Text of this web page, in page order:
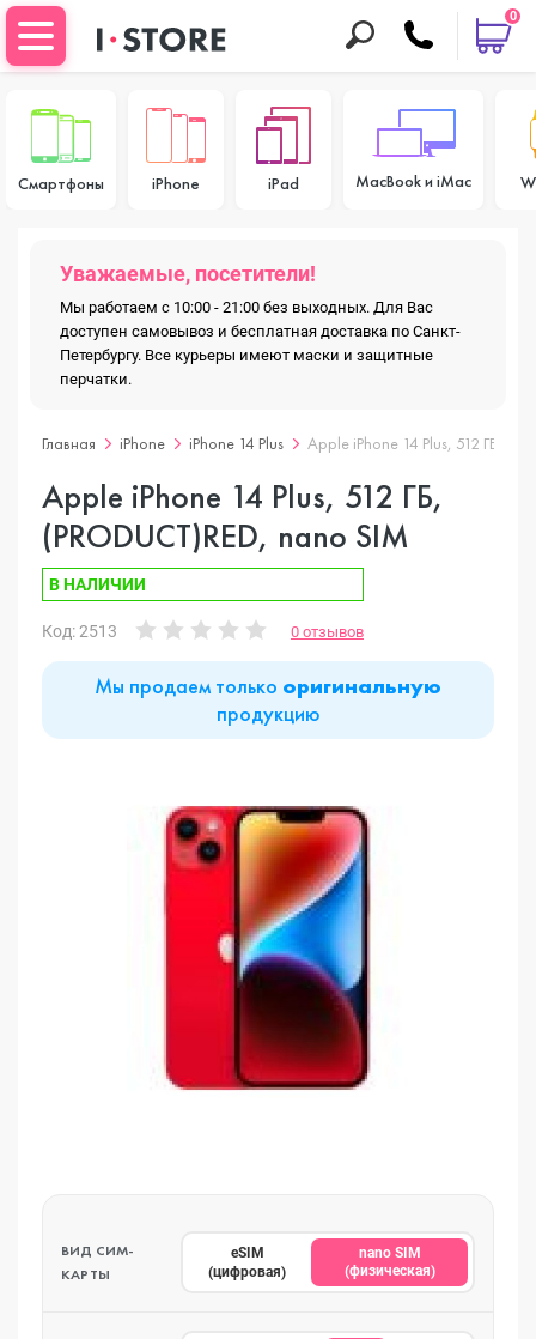
0
Смартфоны iPhone iPad MacBook и iMac
Уважаемые, посетители!
Мы работаем с 10:00 - 21:00 без выходных. Для Вас
доступен самовывоз и бесплатная доставка по Санкт-
Петербургу. Все курьеры имеют маски и защитные
перчатки.
Главная iPhone iPhone 14 Plus Apple iPhone 14 Plus, 512 ГБ,
Apple iPhone 14 Plus, 512 ГБ,
(PRODUCT)RED, nano SIM
В НАЛИЧИИ
Код: 2513 0 отзывов
Мы продаем только оригинальную
продукцию
ВИД СИМ-
КАРТЫ
eSIM
(цифровая)
nano SIM
(физическая)